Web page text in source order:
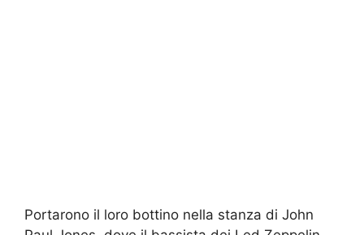
Portarono il loro bottino nella stanza di John